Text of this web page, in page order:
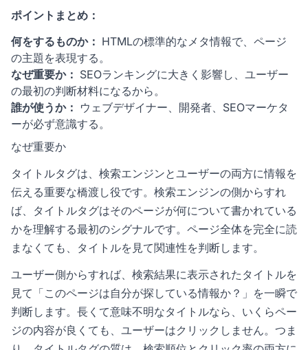
ポイントまとめ：
何をするものか： HTMLの標準的なメタ情報で、ページ
の主題を表現する。
なぜ重要か： SEOランキングに大きく影響し、ユーザー
の最初の判断材料になるから。
誰が使うか： ウェブデザイナー、開発者、SEOマーケタ
ーが必ず意識する。
なぜ重要か
タイトルタグは、検索エンジンとユーザーの両方に情報を
伝える重要な橋渡し役です。検索エンジンの側からすれ
ば、タイトルタグはそのページが何について書かれている
かを理解する最初のシグナルです。ページ全体を完全に読
まなくても、タイトルを見て関連性を判断します。
ユーザー側からすれば、検索結果に表示されたタイトルを
見て「このページは自分が探している情報か？」を一瞬で
判断します。長くて意味不明なタイトルなら、いくらペー
ジの内容が良くても、ユーザーはクリックしません。つま